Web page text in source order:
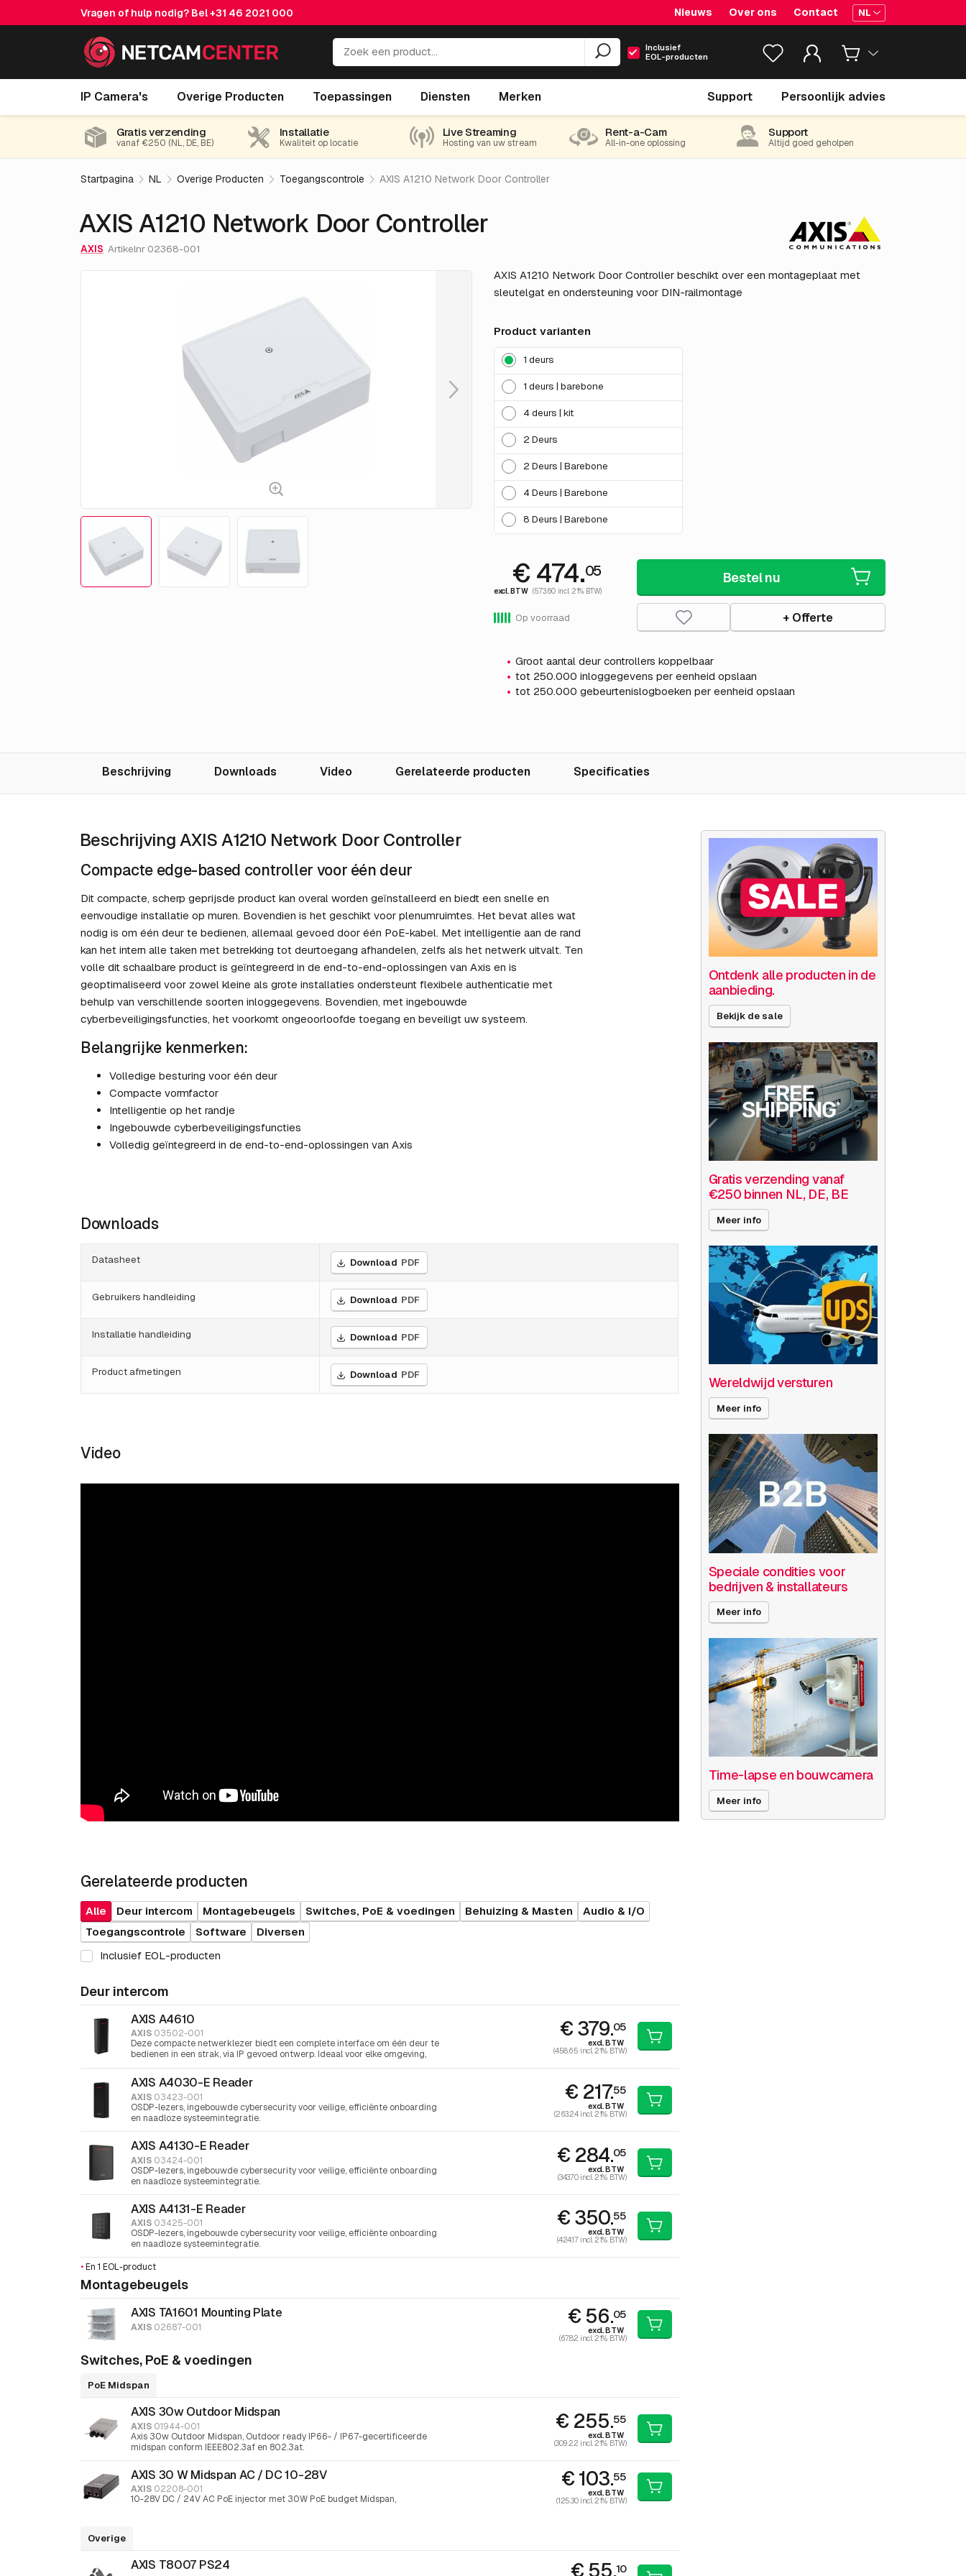
Vragen of hulp nodig? Bel+31 46 2021 000 Nieuws Over ons Contact NL
Inclusief
EOL-producten
IP Camera's Overige Producten Toepassingen Diensten Merken Support Persoonlijk advies
AXIS A1210 Network Door Controller € 474.05
Gratis verzending
vanaf €250 (NL, DE, BE)
Installatie
Kwaliteit op locatie
Live Streaming
Hosting van uw stream
Rent-a-Cam
All-in-one oplossing
Support
Altijd goed geholpen
Startpagina NL Overige Producten Toegangscontrole AXIS A1210 Network Door Controller
AXIS A1210 Network Door Controller
AXIS Artikelnr 02368-001
AXIS A1210 Network Door Controller beschikt over een montageplaat met
sleutelgat en ondersteuning voor DIN-railmontage
Product varianten
1 deurs
1 deurs | barebone
4 deurs | kit
2 Deurs
2 Deurs | Barebone
4 Deurs | Barebone
8 Deurs | Barebone
€ 474.05
excl. BTW (573.60 incl. 21% BTW)
Op voorraad
Bestel nu
+ Offerte
Groot aantal deur controllers koppelbaar
tot 250.000 inloggegevens per eenheid opslaan
tot 250.000 gebeurtenislogboeken per eenheid opslaan
Beschrijving Downloads Video Gerelateerde producten Specificaties
Beschrijving AXIS A1210 Network Door Controller
Compacte edge-based controller voor één deur
Dit compacte, scherp geprijsde product kan overal worden geïnstalleerd en biedt een snelle en
eenvoudige installatie op muren. Bovendien is het geschikt voor plenumruimtes. Het bevat alles wat
nodig is om één deur te bedienen, allemaal gevoed door één PoE-kabel. Met intelligentie aan de rand
kan het intern alle taken met betrekking tot deurtoegang afhandelen, zelfs als het netwerk uitvalt. Ten
volle dit schaalbare product is geïntegreerd in de end-to-end-oplossingen van Axis en is
geoptimaliseerd voor zowel kleine als grote installaties ondersteunt flexibele authenticatie met
behulp van verschillende soorten inloggegevens. Bovendien, met ingebouwde
cyberbeveiligingsfuncties, het voorkomt ongeoorloofde toegang en beveiligt uw systeem.
Belangrijke kenmerken:
Volledige besturing voor één deur
Compacte vormfactor
Intelligentie op het randje
Ingebouwde cyberbeveiligingsfuncties
Volledig geïntegreerd in de end-to-end-oplossingen van Axis
Downloads
Datasheet Download PDF
Gebruikers handleiding Download PDF
Installatie handleiding Download PDF
Product afmetingen Download PDF
Video
Gerelateerde producten
Alle Deur intercom Montagebeugels Switches, PoE & voedingen Behuizing & Masten
Audio & I/O
Toegangscontrole
Software
Diversen
Inclusief EOL-producten
Deur intercom
AXIS A4610
AXIS 03502-001
Deze compacte netwerklezer biedt een complete interface om één deur te
bedienen in een strak, via IP gevoed ontwerp. Ideaal voor elke omgeving,
slechts één PoE-kabel—dat bespaart tijd, kosten en bekabeling.
€ 379.05
excl. BTW
(458.65 incl. 21% BTW)
AXIS A4030-E Reader
AXIS 03423-001
OSDP-lezers, ingebouwde cybersecurity voor veilige, efficiënte onboarding
en naadloze systeemintegratie.
€ 217.55
excl. BTW
(263.24 incl. 21% BTW)
AXIS A4130-E Reader
AXIS 03424-001
OSDP-lezers, ingebouwde cybersecurity voor veilige, efficiënte onboarding
en naadloze systeemintegratie.
€ 284.05
excl. BTW
(343.70 incl. 21% BTW)
AXIS A4131-E Reader
AXIS 03425-001
OSDP-lezers, ingebouwde cybersecurity voor veilige, efficiënte onboarding
en naadloze systeemintegratie.
€ 350.55
excl. BTW
(424.17 incl. 21% BTW)
• En 1 EOL-product
Montagebeugels
AXIS TA1601 Mounting Plate
AXIS 02687-001 € 56.05
excl. BTW
(67.82 incl. 21% BTW)
Switches, PoE & voedingen
PoE Midspan
AXIS 30w Outdoor Midspan
AXIS 01944-001
Axis 30w Outdoor Midspan, Outdoor ready IP66- / IP67-gecertificeerde
midspan conform IEEE802.3af en 802.3at.
€ 255.55
excl. BTW
(309.22 incl. 21% BTW)
AXIS 30 W Midspan AC / DC 10-28V
AXIS 02208-001
10-28V DC / 24V AC PoE injector met 30W PoE budget Midspan,
€ 103.55
excl. BTW
(125.30 incl. 21% BTW)
Overige
AXIS T8007 PS24 € 55.10
Ontdenk alle producten in de
aanbieding.
Bekijk de sale
Gratis verzending vanaf
€250 binnen NL, DE, BE
Meer info
Wereldwijd versturen
Meer info
Speciale condities voor
bedrijven & installateurs
Meer info
Time-lapse en bouwcamera
Meer info